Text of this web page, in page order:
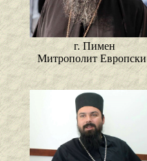
г. Пимен
Митрополит Европски